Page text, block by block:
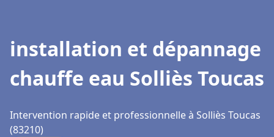
installation et dépannage
chauffe eau Solliès Toucas
Intervention rapide et professionnelle à Solliès Toucas
(83210)